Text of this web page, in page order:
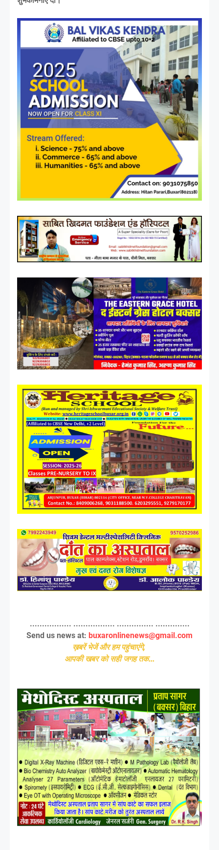
................. ................. ............... ..............
Send us news at: buxaronlinenews@gmail.com
ख़बरें भेजें और हम पहुंचाएंगे,
आपकी खबर को सही जगह तक...